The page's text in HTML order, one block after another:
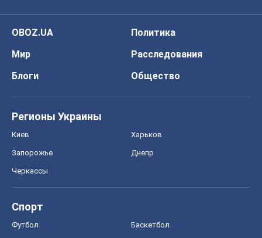
OBOZ.UA
Политика
Мир
Расследования
Блоги
Общество
Регионы Украины
Киев Харьков
Запорожье Днепр
Черкассы
Спорт
Футбол Баскетбол